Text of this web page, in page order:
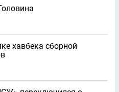
хавбека сборной